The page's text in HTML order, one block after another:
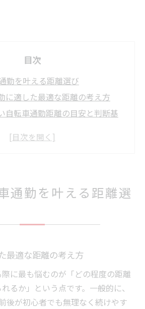
目次
勤を叶える距離選び
に適した最適な距離の考え方
自転車通勤距離の目安と判断基
自転車通勤の距離設定ポイント
合う通勤ルートとは
強い自転車通勤ルートの工夫
交通事故情報を活かす自転車通
ップダウン地形と自転車通勤の
通勤を叶える距離選
最適な距離の考え方
に最も悩むのが「どの程度の距離
るか」という点です。一般的に、
後が初心者でも無理なく続けやす